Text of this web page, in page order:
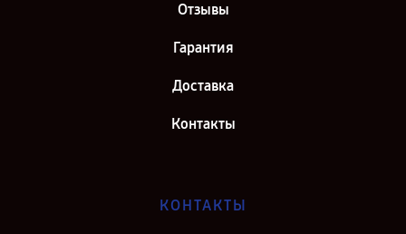
Отзывы
Гарантия
Доставка
Контакты
КОНТАКТЫ